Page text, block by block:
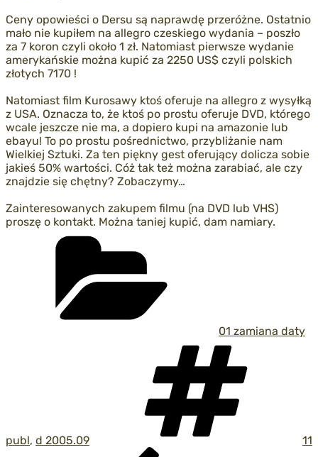
Ceny opowieści o Dersu są naprawdę przeróżne. Ostatnio
mało nie kupiłem na allegro czeskiego wydania – poszło
za 7 koron czyli około 1 zł. Natomiast pierwsze wydanie
amerykańskie można kupić za 2250 US$ czyli polskich
złotych 7170 !
Natomiast film Kurosawy ktoś oferuje na allegro z wysyłką
z USA. Oznacza to, że ktoś po prostu oferuje DVD, którego
wcale jeszcze nie ma, a dopiero kupi na amazonie lub
ebayu! To po prostu pośrednictwo, przybliżanie nam
Wielkiej Sztuki. Za ten piękny gest oferujący dolicza sobie
jakieś 50% wartości. Cóż tak też można zarabiać, ale czy
znajdzie się chętny? Zobaczymy…
Zainteresowanych zakupem filmu (na DVD lub VHS)
proszę o kontakt. Można taniej kupić, dam namiary.
01 zamiana daty
publ, d 2005.09 11